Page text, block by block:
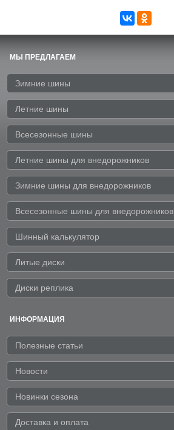
МЫ ПРЕДЛАГАЕМ
Зимние шины
Летние шины
Всесезонные шины
Летние шины для внедорожников
Зимние шины для внедорожников
Всесезонные шины для внедорожников
Шинный калькулятор
Литые диски
Диски реплика
ИНФОРМАЦИЯ
Полезные статьи
Новости
Новинки сезона
Доставка и оплата